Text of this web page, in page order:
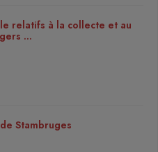
relatifs à la collecte et au
…
Stambruges